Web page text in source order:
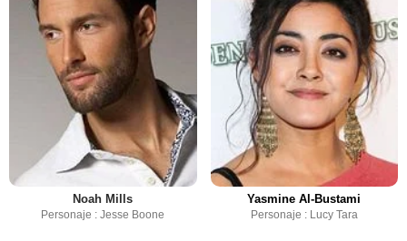
Noah Mills
Personaje : Jesse Boone
Yasmine Al-Bustami
Personaje : Lucy Tara